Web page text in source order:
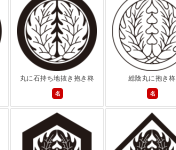
丸に石持ち地抜き抱き柊
名
総陰丸に抱き柊
名